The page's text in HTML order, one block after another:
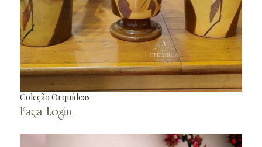
Coleção Orquídeas
Faça Login